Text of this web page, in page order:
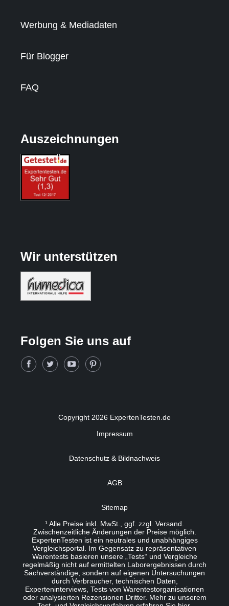
Werbung & Mediadaten
Für Blogger
FAQ
Auszeichnungen
Wir unterstützen
Folgen Sie uns auf
Copyright 2026 ExpertenTesten.de
Impressum
Datenschutz & Bildnachweis
AGB
Sitemap
¹ Alle Preise inkl. MwSt., ggf. zzgl. Versand.
Zwischenzeitliche Änderungen der Preise möglich.
ExpertenTesten ist ein neutrales und unabhängiges
Vergleichsportal. Im Gegensatz zu repräsentativen
Warentests basieren unsere „Tests“ und Vergleiche
regelmäßig nicht auf ermittelten Laborergebnissen durch
Sachverständige, sondern auf eigenen Untersuchungen
durch Verbraucher, technischen Daten,
Experteninterviews, Tests von Warentestorganisationen
oder analysierten Rezensionen Dritter. Mehr zu unserem